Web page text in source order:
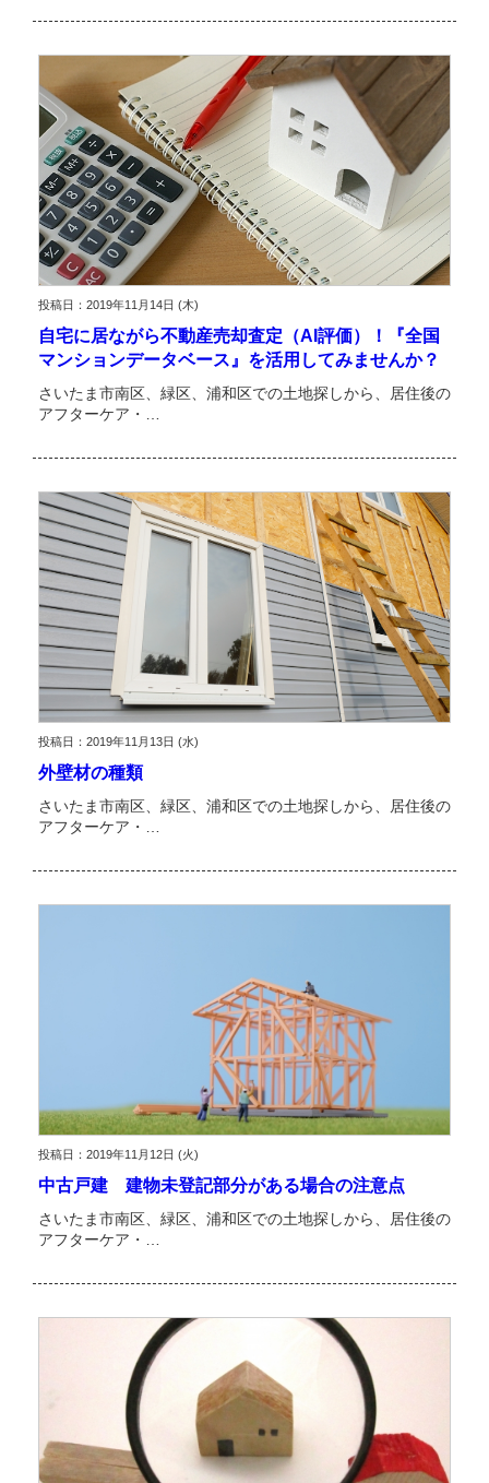
投稿日：2019年11月14日 (木)
自宅に居ながら不動産売却査定（AI評価）！『全国
マンションデータベース』を活用してみませんか？
さいたま市南区、緑区、浦和区での土地探しから、居住後の
アフターケア・…
投稿日：2019年11月13日 (水)
外壁材の種類
さいたま市南区、緑区、浦和区での土地探しから、居住後の
アフターケア・…
投稿日：2019年11月12日 (火)
中古戸建 建物未登記部分がある場合の注意点
さいたま市南区、緑区、浦和区での土地探しから、居住後の
アフターケア・…